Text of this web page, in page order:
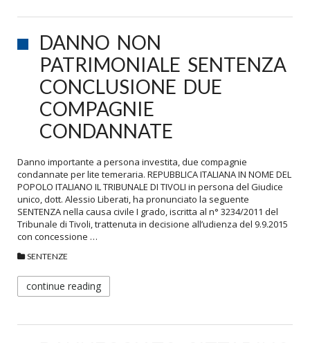
DANNO NON
PATRIMONIALE SENTENZA
CONCLUSIONE DUE
COMPAGNIE
CONDANNATE
Danno importante a persona investita, due compagnie
condannate per lite temeraria. REPUBBLICA ITALIANA IN NOME DEL
POPOLO ITALIANO IL TRIBUNALE DI TIVOLI in persona del Giudice
unico, dott. Alessio Liberati, ha pronunciato la seguente
SENTENZA nella causa civile I grado, iscritta al n° 3234/2011 del
Tribunale di Tivoli, trattenuta in decisione all’udienza del 9.9.2015
con concessione …
SENTENZE
continue reading